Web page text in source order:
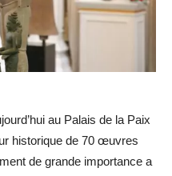
au Palais de la Paix
historique de 70 œuvres
de grande importance a